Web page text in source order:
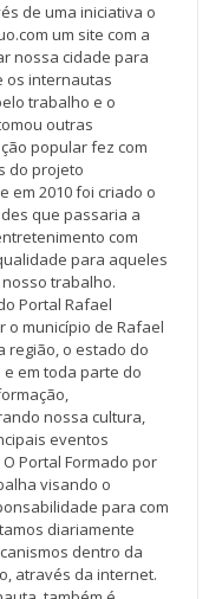
de uma iniciativa o
um site com a
nossa cidade para
os internautas
trabalho e o
outras
popular fez com
do projeto
em 2010 foi criado o
que passaria a
com
para aqueles
trabalho.
Portal Rafael
o município de Rafael
região, o estado do
em toda parte do
nossa cultura,
eventos
Portal Formado por
visando o
para com
diariamente
dentro da
através da internet.